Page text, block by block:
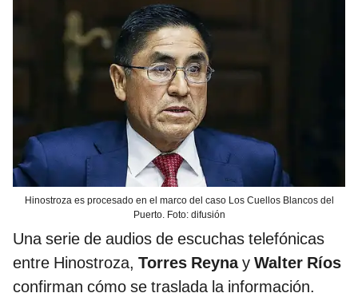
Hinostroza es procesado en el marco del caso Los Cuellos Blancos del
Puerto. Foto: difusión
Una serie de audios de escuchas telefónicas
entre Hinostroza, Torres Reynay Walter Ríos
confirman cómo se traslada la información.